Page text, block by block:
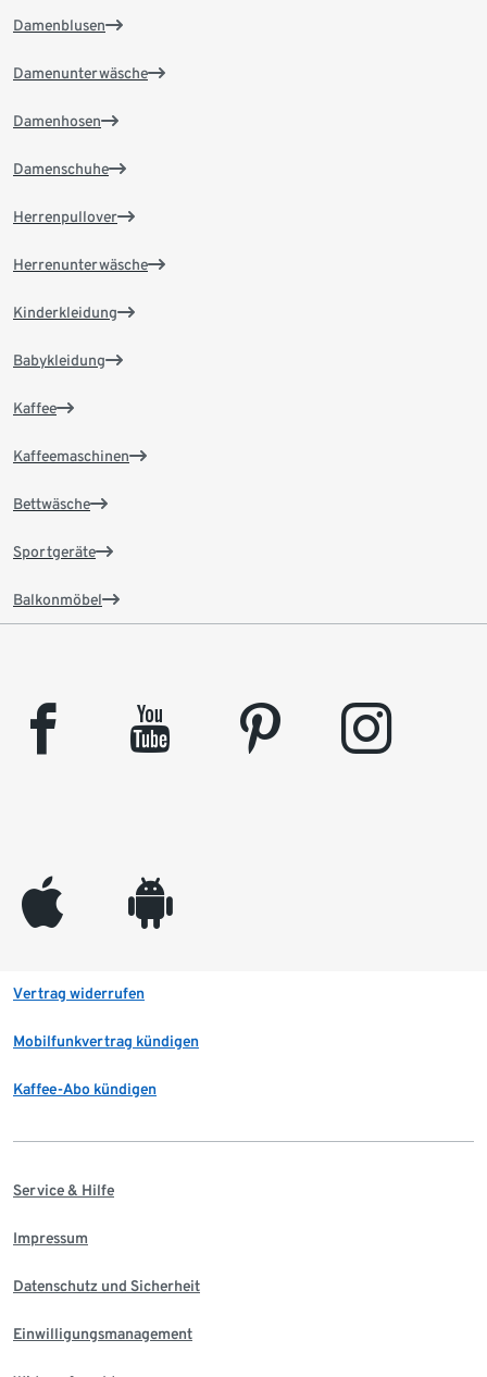
Damenblusen
Damenunterwäsche
Damenhosen
Damenschuhe
Herrenpullover
Herrenunterwäsche
Kinderkleidung
Babykleidung
Kaffee
Kaffeemaschinen
Bettwäsche
Sportgeräte
Balkonmöbel
facebook youtube pinterest instagram
appleinc android
Vertrag widerrufen
Mobilfunkvertrag kündigen
Kaffee-Abo kündigen
Service & Hilfe
Impressum
Datenschutz und Sicherheit
Einwilligungsmanagement